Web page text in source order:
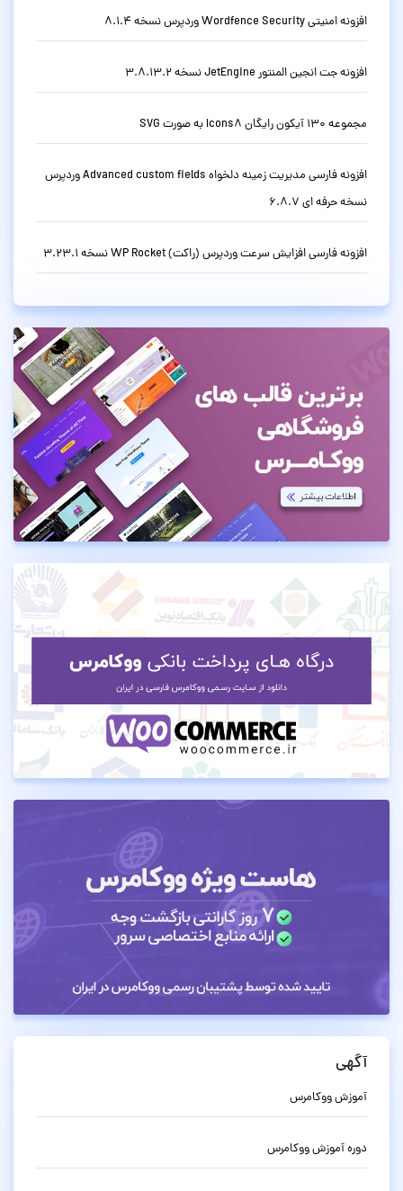
افزونه امنیتی Wordfence Security وردپرس نسخه 8.1.4
افزونه جت انجین المنتور JetEngine نسخه 3.8.13.2
مجموعه 130 آیکون رایگان Icons8 به صورت SVG
افزونه فارسی مدیریت زمینه دلخواه Advanced custom fields وردپرس
نسخه حرفه ای 6.8.7
افزونه فارسی افزایش سرعت وردپرس (راکت) WP Rocket نسخه 3.23.1
آگهی
آموزش ووکامرس
دوره آموزش ووکامرس